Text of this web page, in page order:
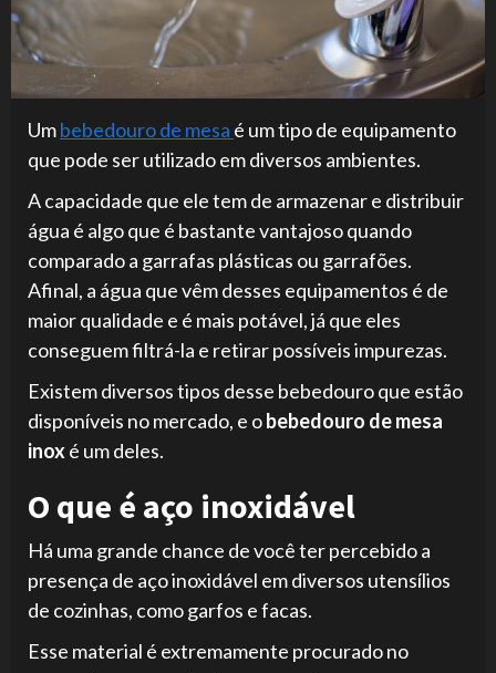
Umbebedouro de mesa é um tipo de equipamento
que pode ser utilizado em diversos ambientes.
A capacidade que ele tem de armazenar e distribuir
água é algo que é bastante vantajoso quando
comparado a garrafas plásticas ou garrafões.
Afinal, a água que vêm desses equipamentos é de
maior qualidade e é mais potável, já que eles
conseguem filtrá-la e retirar possíveis impurezas.
Existem diversos tipos desse bebedouro que estão
disponíveis no mercado, e obebedouro de mesa
inoxé um deles.
O que é aço inoxidável
Há uma grande chance de você ter percebido a
presença de aço inoxidável em diversos utensílios
de cozinhas, como garfos e facas.
Esse material é extremamente procurado no